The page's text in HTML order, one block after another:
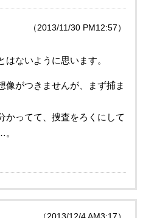
（2013/11/30 PM12:57）
はないように思います。
像がつきませんが、まず捕ま
かってて、捜査をろくにして